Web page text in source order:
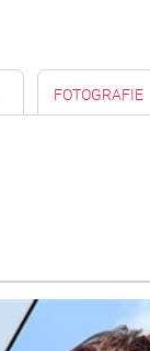
FOTOGRAFIE